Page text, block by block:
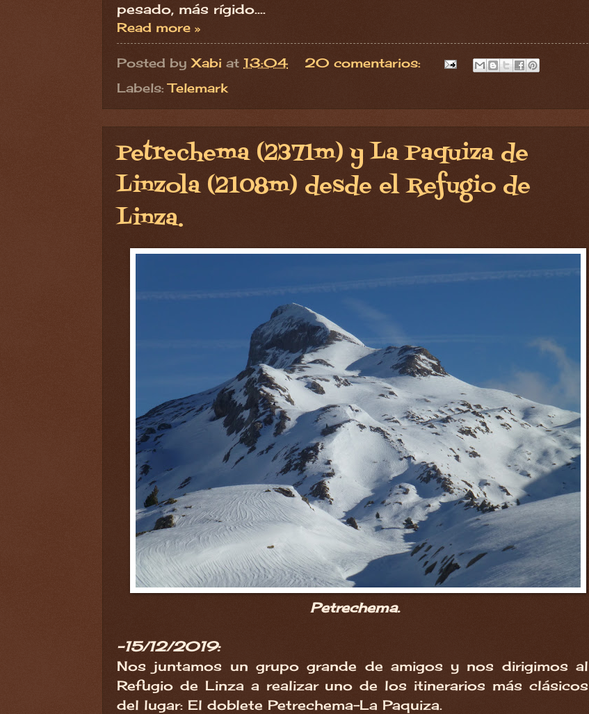
pesado, más rígido....
Read more »
Posted byXabi at 13:04
20 comentarios:
Labels:Telemark
Petrechema (2371m) y La Paquiza de
Linzola (2108m) desde el Refugio de
Linza.
Petrechema.
-15/12/2019:
Nos juntamos un grupo grande de amigos y nos dirigimos al
Refugio de Linza a realizar uno de los itinerarios más clásicos
del lugar: El doblete Petrechema-La Paquiza.